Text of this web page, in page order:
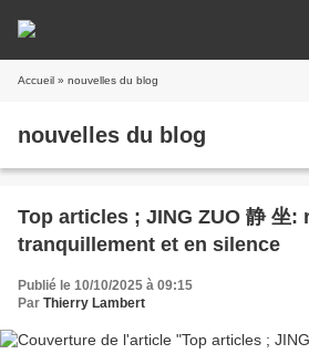
Accueil » nouvelles du blog
nouvelles du blog
Top articles ; JING ZUO 静 坐:
tranquillement et en silence
Publié le 10/10/2025 à 09:15
Par Thierry Lambert